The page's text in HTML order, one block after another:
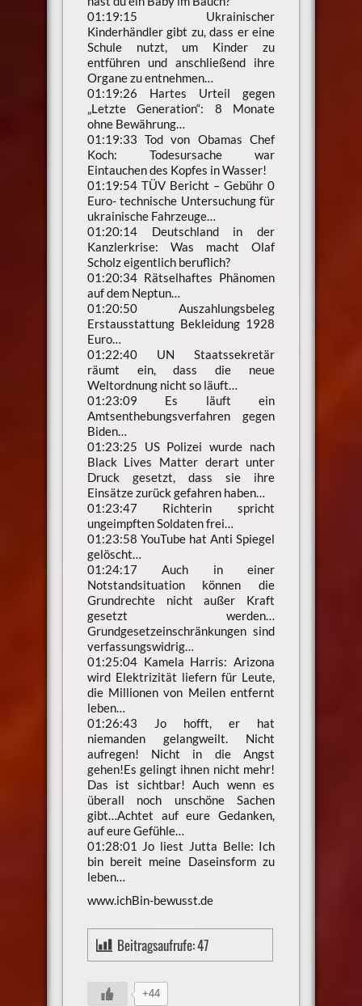
01:19:15 Ukrainischer
Kinderhändler gibt zu, dass er eine
Schule nutzt, um Kinder zu
entführen und anschließend ihre
Organe zu entnehmen…
01:19:26 Hartes Urteil gegen
„Letzte Generation“: 8 Monate
ohne Bewährung…
01:19:33 Tod von Obamas Chef
Koch: Todesursache war
Eintauchen des Kopfes in Wasser!
01:19:54 TÜV Bericht – Gebühr 0
Euro- technische Untersuchung für
ukrainische Fahrzeuge…
01:20:14 Deutschland in der
Kanzlerkrise: Was macht Olaf
Scholz eigentlich beruflich?
01:20:34 Rätselhaftes Phänomen
auf dem Neptun…
01:20:50 Auszahlungsbeleg
Erstausstattung Bekleidung 1928
Euro…
01:22:40 UN Staatssekretär
räumt ein, dass die neue
Weltordnung nicht so läuft…
01:23:09 Es läuft ein
Amtsenthebungsverfahren gegen
Biden…
01:23:25 US Polizei wurde nach
Black Lives Matter derart unter
Druck gesetzt, dass sie ihre
Einsätze zurück gefahren haben…
01:23:47 Richterin spricht
ungeimpften Soldaten frei…
01:23:58 YouTube hat Anti Spiegel
gelöscht…
01:24:17 Auch in einer
Notstandsituation können die
Grundrechte nicht außer Kraft
gesetzt werden…
Grundgesetzeinschränkungen sind
verfassungswidrig…
01:25:04 Kamela Harris: Arizona
wird Elektrizität liefern für Leute,
die Millionen von Meilen entfernt
leben…
01:26:43 Jo hofft, er hat
niemanden gelangweilt. Nicht
aufregen! Nicht in die Angst
gehen!Es gelingt ihnen nicht mehr!
Das ist sichtbar! Auch wenn es
überall noch unschöne Sachen
gibt…Achtet auf eure Gedanken,
auf eure Gefühle…
01:28:01 Jo liest Jutta Belle: Ich
bin bereit meine Daseinsform zu
leben…
www.ichBin-bewusst.de
Beitragsaufrufe:47
+44